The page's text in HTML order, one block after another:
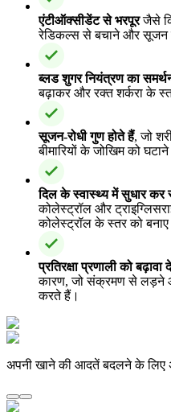
एंटीऑक्सीडेंट से भरपूरजैसे
रेडिकल्स से बचाने और सूजन
ब्लड शुगर नियंत्रण का
बढ़ाकर और रक्त शर्करा के
सूजन-रोधी गुण होते हैं, जो
बीमारियों के जोखिम को
दिल के स्वास्थ्य में सुधार कर
कोलेस्ट्रॉल और
कोलेस्ट्रॉल के स्तर को बनाए
प्रतिरक्षा प्रणाली को बढ़ावा
कारण, जो संक्रमण से लड़ने
करते हैं।
अपनी खाने की आदतें बदलने के लिए